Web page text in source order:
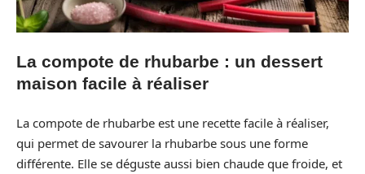
La compote de rhubarbe : un dessert
maison facile à réaliser
La compote de rhubarbe est une recette facile à réaliser,
qui permet de savourer la rhubarbe sous une forme
différente. Elle se déguste aussi bien chaude que froide, et